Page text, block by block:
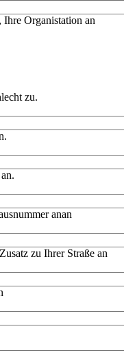
Ihre Organistation an
zu.
anan
zu Ihrer Straße an